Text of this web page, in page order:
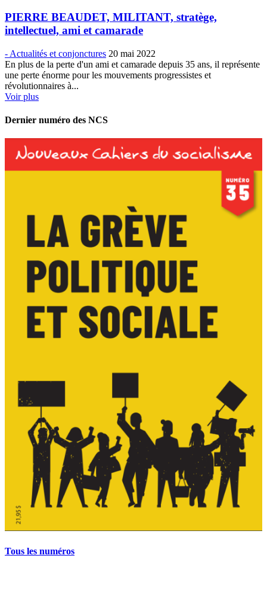
PIERRE BEAUDET, MILITANT, stratège,
intellectuel, ami et camarade
- Actualités et conjonctures 20 mai 2022
En plus de la perte d'un ami et camarade depuis 35 ans, il représente
une perte énorme pour les mouvements progressistes et
révolutionnaires à...
Voir plus
Dernier numéro des NCS
Tous les numéros